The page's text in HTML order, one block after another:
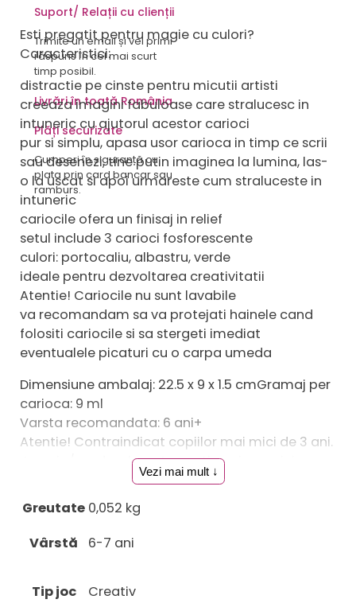
Suport/ Relații cu clienții
Trimite un email și vei primi
răspuns în cel mai scurt
timp posibil.
Livrări în toată România
Plăți securizate
Cumperi în siguranță cu
plata prin card bancar sau
ramburs.
Esti pregatit pentru magie cu culori?
Caracteristici:
distractie pe cinste pentru micutii artisti
creeaza imagini fabuloase care stralucesc in
intuneric cu ajutorul acestor carioci
pur si simplu, apasa usor carioca in timp ce scrii
sau desenezi, tine putin imaginea la lumina, las-
o la uscat si apoi urmareste cum straluceste in
intuneric
cariocile ofera un finisaj in relief
setul include 3 carioci fosforescente
culori: portocaliu, albastru, verde
ideale pentru dezvoltarea creativitatii
Atentie! Cariocile nu sunt lavabile
va recomandam sa va protejati hainele cand
folositi cariocile si sa stergeti imediat
eventualele picaturi cu o carpa umeda
Dimensiune ambalaj: 22.5 x 9 x 1.5 cmGramaj per
carioca: 9 ml
Varsta recomandata: 6 ani+
Atentie! Contraindicat copiilor mai mici de 3 ani.
Jucaria/produsul poate contine piese mici care
se pot inghiti sau inhala existand pericolul de
sufocare sau nu este potrivita copiilor mai mici
de 3 ani. Nu lasati ambalajele
jucariilor/produselor la indemana copiilor.
rugam sa supravegheati copilul in timp ce se
Vezi mai mult ↓
Greutate 0,052 kg
Vârstă
6-7 ani
Tip joc Creativ